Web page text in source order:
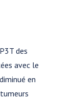
des
avec le
en